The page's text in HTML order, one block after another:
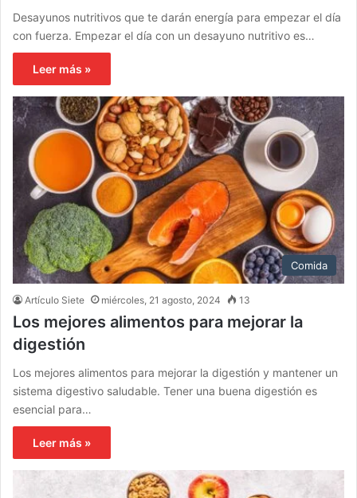
Desayunos nutritivos que te darán energía para empezar el día
con fuerza. Empezar el día con un desayuno nutritivo es…
Leer más »
Comida
Artículo Siete miércoles, 21 agosto, 2024 13
Los mejores alimentos para mejorar la
digestión
Los mejores alimentos para mejorar la digestión y mantener un
sistema digestivo saludable. Tener una buena digestión es
esencial para…
Leer más »